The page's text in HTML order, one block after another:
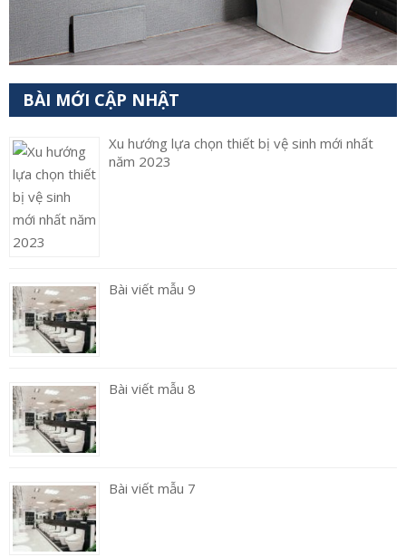
BÀI MỚI CẬP NHẬT
Xu hướng lựa chọn thiết bị vệ sinh mới nhất
năm 2023
Bài viết mẫu 9
Bài viết mẫu 8
Bài viết mẫu 7